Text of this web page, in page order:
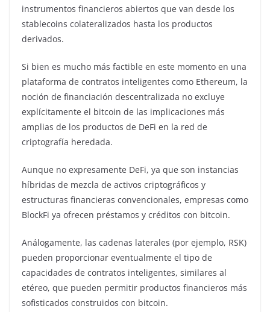
instrumentos financieros abiertos que van desde los
stablecoins colateralizados hasta los productos
derivados.
Si bien es mucho más factible en este momento en una
plataforma de contratos inteligentes como Ethereum, la
noción de financiación descentralizada no excluye
explícitamente el bitcoin de las implicaciones más
amplias de los productos de DeFi en la red de
criptografía heredada.
Aunque no expresamente DeFi, ya que son instancias
híbridas de mezcla de activos criptográficos y
estructuras financieras convencionales, empresas como
BlockFi ya ofrecen préstamos y créditos con bitcoin.
Análogamente, las cadenas laterales (por ejemplo, RSK)
pueden proporcionar eventualmente el tipo de
capacidades de contratos inteligentes, similares al
etéreo, que pueden permitir productos financieros más
sofisticados construidos con bitcoin.